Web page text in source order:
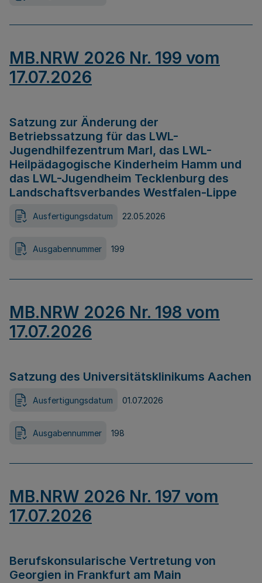
MB.NRW 2026 Nr. 199 vom
17.07.2026
Satzung zur Änderung der
Betriebssatzung für das LWL-
Jugendhilfezentrum Marl, das LWL-
Heilpädagogische Kinderheim Hamm und
das LWL-Jugendheim Tecklenburg des
Landschaftsverbandes Westfalen-Lippe
Ausfertigungsdatum 22.05.2026
Ausgabennummer 199
MB.NRW 2026 Nr. 198 vom
17.07.2026
Satzung des Universitätsklinikums Aachen
Ausfertigungsdatum 01.07.2026
Ausgabennummer 198
MB.NRW 2026 Nr. 197 vom
17.07.2026
Berufskonsularische Vertretung von
Georgien in Frankfurt am Main